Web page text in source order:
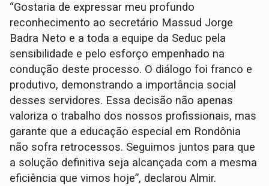
“Gostaria de expressar meu profundo
reconhecimento ao secretário Massud Jorge
Badra Neto e a toda a equipe da Seduc pela
sensibilidade e pelo esforço empenhado na
condução deste processo. O diálogo foi franco e
produtivo, demonstrando a importância social
desses servidores. Essa decisão não apenas
valoriza o trabalho dos nossos profissionais, mas
garante que a educação especial em Rondônia
não sofra retrocessos. Seguimos juntos para que
a solução definitiva seja alcançada com a mesma
eficiência que vimos hoje”, declarou Almir.